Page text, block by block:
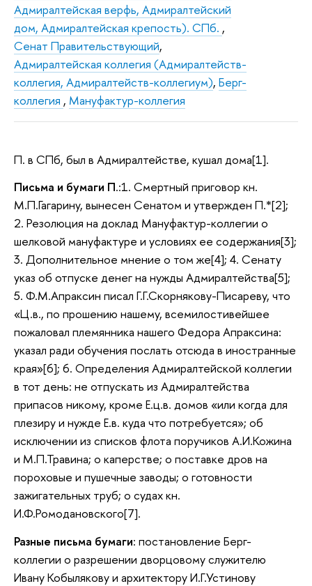
Адмиралтейская верфь, Адмиралтейский
дом, Адмиралтейская крепость). СПб. ,
Сенат Правительствующий,
Адмиралтейская коллегия (Адмиралтейств-
коллегия, Адмиралтейств-коллегиум), Берг-
коллегия , Мануфактур-коллегия
П. в СПб, был в Адмиралтействе, кушал дома[1].
Письма и бумаги П.:1. Смертный приговор кн.
М.П.Гагарину, вынесен Сенатом и утвержден П.*[2];
2. Резолюция на доклад Мануфактур-коллегии о
шелковой мануфактуре и условиях ее содержания[3];
3. Дополнительное мнение о том же[4]; 4. Сенату
указ об отпуске денег на нужды Адмиралтейства[5];
5. Ф.М.Апраксин писал Г.Г.Скорнякову-Писареву, что
«Ц.в., по прошению нашему, всемилостивейшее
пожаловал племянника нашего Федора Апраксина:
указал ради обучения послать отсюда в иностранные
края»[6]; 6. Определения Адмиралтейской коллегии
в тот день: не отпускать из Адмиралтейства
припасов никому, кроме Е.ц.в. домов «или когда для
плезиру и нужде Е.в. куда что потребуется»; об
исключении из списков флота поручиков А.И.Кожина
и М.П.Травина; о каперстве; о поставке дров на
пороховые и пушечные заводы; о готовности
зажигательных труб; о судах кн.
И.Ф.Ромодановского[7].
Разные письма бумаги: постановление Берг-
коллегии о разрешении дворцовому служителю
Ивану Кобылякову и архитектору И.Г.Устинову